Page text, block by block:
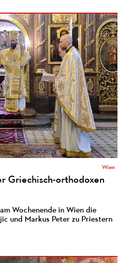
Wien
Griechisch-orthodoxen
Wochenende in Wien die
und Markus Peter zu Priestern